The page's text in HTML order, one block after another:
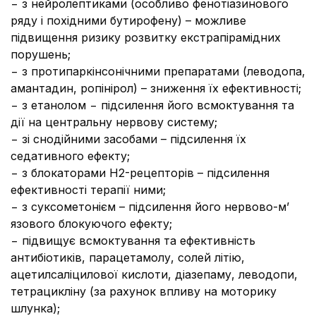
− з нейролептиками (особливо фенотіазинового
ряду і похідними бутирофену) – можливе
підвищення ризику розвитку екстрапірамідних
порушень;
− з протипаркінсонічними препаратами (леводопа,
амантадин, ропінірол) – зниження їх ефективності;
− з етанолом − підсилення його всмоктування та
дії на центральну нервову систему;
− зі снодійними засобами – підсилення їх
седативного ефекту;
− з блокаторами Н2-рецепторів – підсилення
ефективності терапії ними;
− з суксометонієм – підсилення його нервово-м’
язового блокуючого ефекту;
− підвищує всмоктування та ефективність
антибіотиків, парацетамолу, солей літію,
ацетилсаліцилової кислоти, діазепаму, леводопи,
тетрацикліну (за рахунок впливу на моторику
шлунка);